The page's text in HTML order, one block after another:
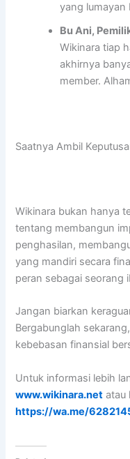
yang lumayan
Bu Ani,
Wikinara tiap
akhirnya
member.
Saatnya Ambil
Wikinara bukan hanya
tentang membangun
penghasilan,
yang mandiri secara
peran sebagai seorang
Jangan biarkan
Bergabunglah
kebebasan finansial
Untuk informasi lebih
www.wikinara.net atau
https://wa.me/